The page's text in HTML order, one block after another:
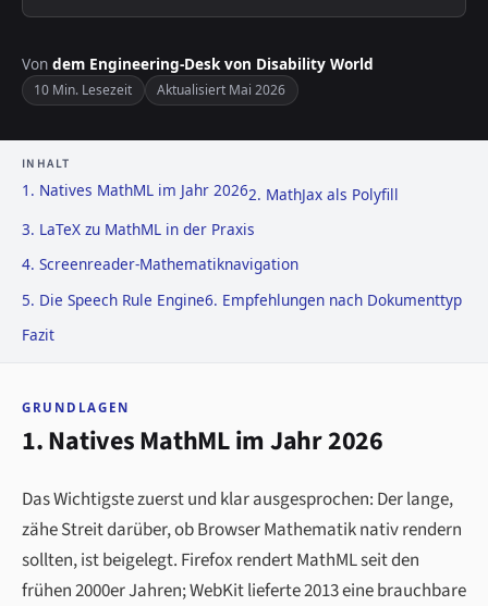
Von dem Engineering-Desk von Disability World
10 Min. Lesezeit Aktualisiert Mai 2026
INHALT
1. Natives MathML im Jahr 20262. MathJax als Polyfill
3. LaTeX zu MathML in der Praxis
4. Screenreader-Mathematiknavigation
5. Die Speech Rule Engine6. Empfehlungen nach Dokumenttyp
Fazit
GRUNDLAGEN
1. Natives MathML im Jahr 2026
Das Wichtigste zuerst und klar ausgesprochen: Der lange,
zähe Streit darüber, ob Browser Mathematik nativ rendern
sollten, ist beigelegt. Firefox rendert MathML seit den
frühen 2000er Jahren; WebKit lieferte 2013 eine brauchbare